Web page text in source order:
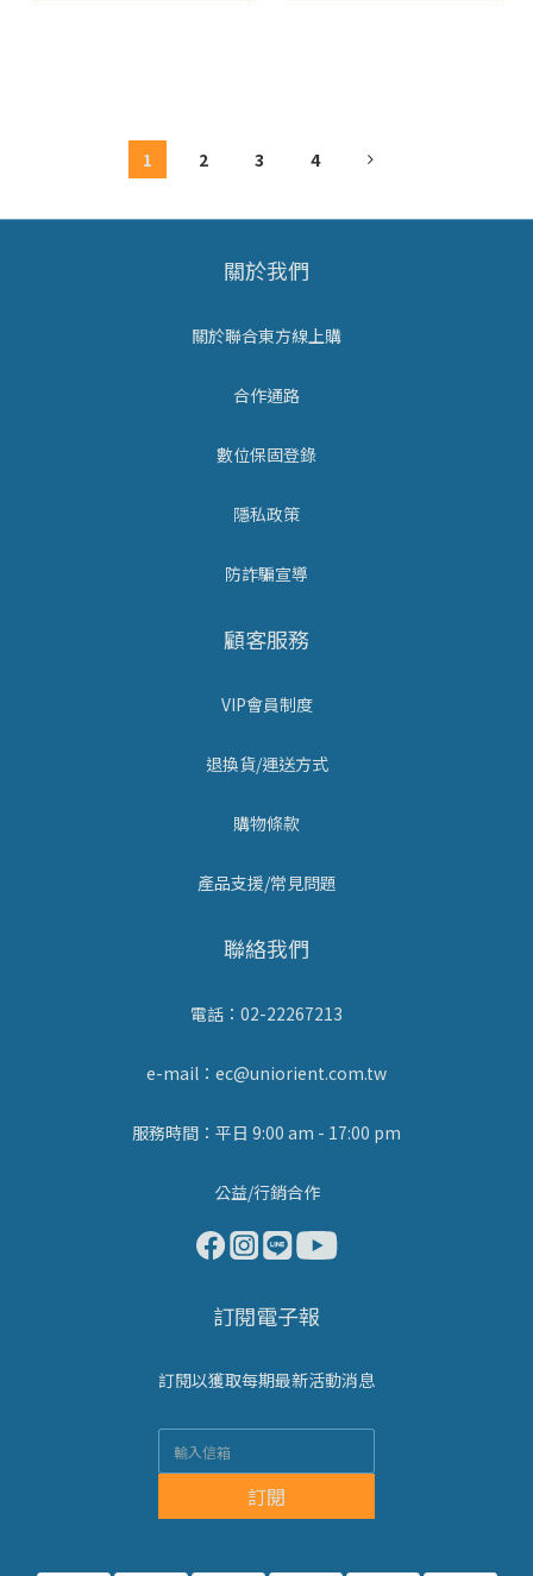
1 2 3 4
關於我們
關於聯合東方線上購
合作通路
數位保固登錄
隱私政策
防詐騙宣導
顧客服務
VIP會員制度
退換貨/運送方式
購物條款
產品支援/常見問題
聯絡我們
電話：02-22267213
e-mail：ec@uniorient.com.tw
服務時間：平日 9:00 am - 17:00 pm
公益/行銷合作
訂閱電子報
訂閱以獲取每期最新活動消息
訂閱